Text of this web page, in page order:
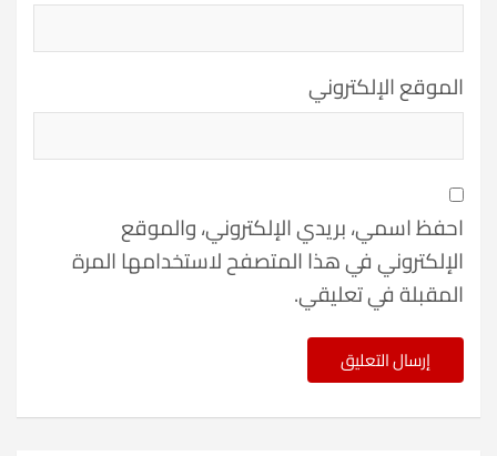
الموقع الإلكتروني
احفظ اسمي، بريدي الإلكتروني، والموقع
الإلكتروني في هذا المتصفح لاستخدامها المرة
المقبلة في تعليقي.